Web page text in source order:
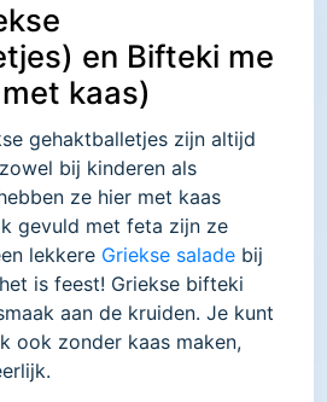
en Bifteki me
kaas)
gehaktballetjes zijn altijd
bij kinderen als
ze hier met kaas
gevuld met feta zijn ze
lekkere Griekse salade bij
is feest! Griekse bifteki
aan de kruiden. Je kunt
ook zonder kaas maken,